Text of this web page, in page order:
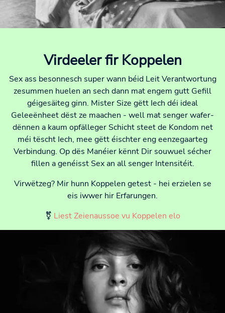
Virdeeler fir Koppelen
Sex ass besonnesch super wann béid Leit Verantwortung
zesummen huelen an sech dann mat engem gutt Gefill
géigesäiteg ginn. Mister Size gëtt Iech déi ideal
Geleeënheet dëst ze maachen - well mat senger wafer-
dënnen a kaum opfälleger Schicht steet de Kondom net
méi tëscht Iech, mee gëtt éischter eng eenzegaarteg
Verbindung. Op dës Manéier kënnt Dir souwuel sécher
fillen a genéisst Sex an all senger Intensitéit.
Virwëtzeg? Mir hunn Koppelen getest - hei erzielen se
eis iwwer hir Erfarungen.
⚧ Liest Zeienaussoe vu Koppelen elo